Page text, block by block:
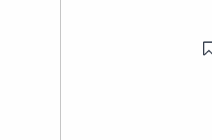
עמוד זהב"תכנים שלי"